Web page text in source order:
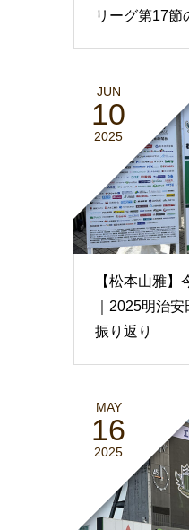
リーグ第17節
JUN
10
2025
【松本山雅
｜2025明治
振り返り
MAY
16
2025